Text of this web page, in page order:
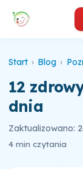
Start › Blog ›
12
dnia
Zaktualizowano:
4 min czytania